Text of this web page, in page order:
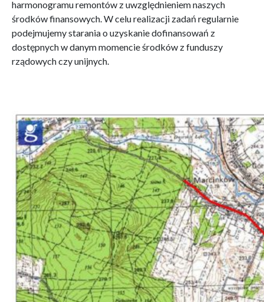
harmonogramu remontów z uwzględnieniem naszych
środków finansowych. W celu realizacji zadań regularnie
podejmujemy starania o uzyskanie dofinansowań z
dostępnych w danym momencie środków z funduszy
rządowych czy unijnych.